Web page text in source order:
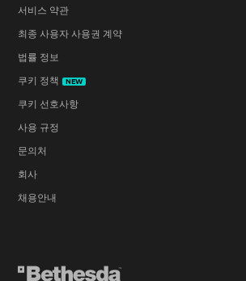
서비스 약관
최종 사용자 사용권 계약
법률 정보
쿠키 정책
NEW
쿠키 선호사항
사용 규정
문의처
회사
채용안내